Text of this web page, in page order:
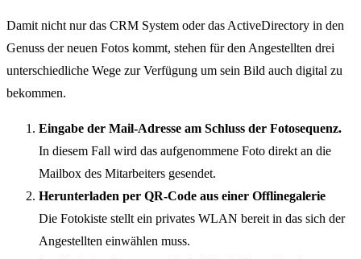
Damit nicht nur das CRM System oder das ActiveDirectory in den
Genuss der neuen Fotos kommt, stehen für den Angestellten drei
unterschiedliche Wege zur Verfügung um sein Bild auch digital zu
bekommen.
Eingabe der Mail-Adresse am Schluss der Fotosequenz.
In diesem Fall wird das aufgenommene Foto direkt an die
Mailbox des Mitarbeiters gesendet.
Herunterladen per QR-Code aus einer Offlinegalerie
Die Fotokiste stellt ein privates WLAN bereit in das sich der
Angestellten einwählen muss.